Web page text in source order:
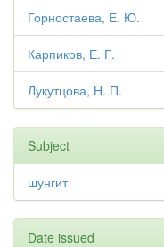
Горностаева, Е. Ю.
Карпиков, Е. Г.
Лукутцова, Н. П.
Subject
шунгит
Date issued